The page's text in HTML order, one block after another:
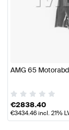
AMG 65
€2838.40
€3434.46incl. 21%